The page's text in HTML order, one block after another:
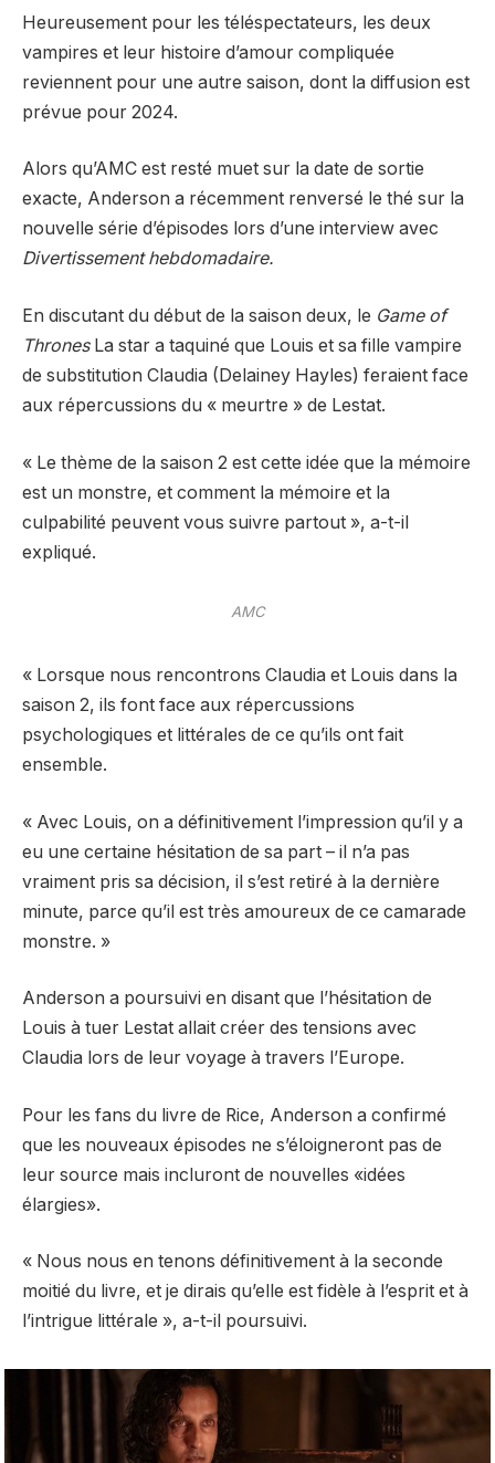
Heureusement pour les téléspectateurs, les deux
vampires et leur histoire d’amour compliquée
reviennent pour une autre saison, dont la diffusion est
prévue pour 2024.
Alors qu’AMC est resté muet sur la date de sortie
exacte, Anderson a récemment renversé le thé sur la
nouvelle série d’épisodes lors d’une interview avec
Divertissement hebdomadaire.
En discutant du début de la saison deux, le Game of
ThronesLa star a taquiné que Louis et sa fille vampire
de substitution Claudia (Delainey Hayles) feraient face
aux répercussions du « meurtre » de Lestat.
« Le thème de la saison 2 est cette idée que la mémoire
est un monstre, et comment la mémoire et la
culpabilité peuvent vous suivre partout », a-t-il
expliqué.
AMC
« Lorsque nous rencontrons Claudia et Louis dans la
saison 2, ils font face aux répercussions
psychologiques et littérales de ce qu’ils ont fait
ensemble.
« Avec Louis, on a définitivement l’impression qu’il y a
eu une certaine hésitation de sa part – il n’a pas
vraiment pris sa décision, il s’est retiré à la dernière
minute, parce qu’il est très amoureux de ce camarade
monstre. »
Anderson a poursuivi en disant que l’hésitation de
Louis à tuer Lestat allait créer des tensions avec
Claudia lors de leur voyage à travers l’Europe.
Pour les fans du livre de Rice, Anderson a confirmé
que les nouveaux épisodes ne s’éloigneront pas de
leur source mais incluront de nouvelles «idées
élargies».
« Nous nous en tenons définitivement à la seconde
moitié du livre, et je dirais qu’elle est fidèle à l’esprit et à
l’intrigue littérale », a-t-il poursuivi.